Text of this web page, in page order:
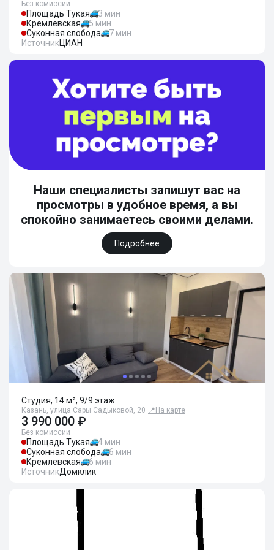
Без комиссии
Площадь Тукая
3 мин
Кремлевская
5 мин
Суконная слобода
7 мин
ИсточникЦИАН
Наши специалисты запишут вас на
просмотры в удобное время, а вы
спокойно занимаетесь своими делами.
Подробнее
Студия, 14 м², 9/9 этаж
Казань, улица Сары Садыковой, 20 📍 На карте
3 990 000 ₽
Без комиссии
Площадь Тукая
4 мин
Суконная слобода
6 мин
Кремлевская
6 мин
ИсточникДомклик